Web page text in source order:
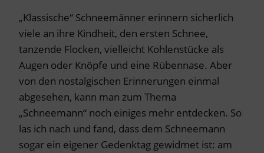
„Klassische“ Schneemänner erinnern sicherlich
viele an ihre Kindheit, den ersten Schnee,
tanzende Flocken, vielleicht Kohlenstücke als
Augen oder Knöpfe und eine Rübennase. Aber
von den nostalgischen Erinnerungen einmal
abgesehen, kann man zum Thema
„Schneemann“ noch einiges mehr entdecken. So
las ich nach und fand, dass dem Schneemann
sogar ein eigener Gedenktag gewidmet ist: am